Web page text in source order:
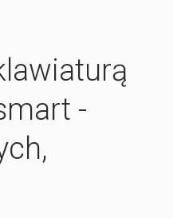
-